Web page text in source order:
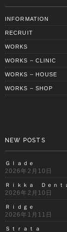
INFORMATION
RECRUIT
WORKS
WORKS – CLINIC
WORKS – HOUSE
WORKS – SHOP
NEW POSTS
Ｇｌａｄｅ
2026年2月10日
Ｒｉｋｋａ Ｄｅｎｔ
2026年2月10日
Ｒｉｄｇｅ
2026年1月11日
Ｓｔｒａｔａ